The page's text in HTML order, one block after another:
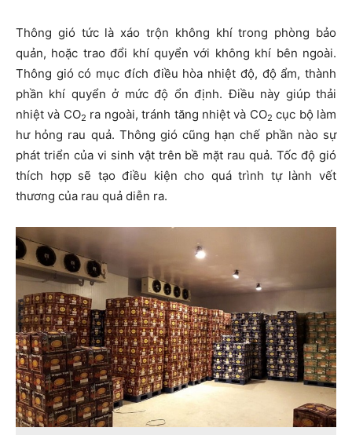
Thông gió tức là xáo trộn không khí trong phòng bảo
quản, hoặc trao đổi khí quyển với không khí bên ngoài.
Thông gió có mục đích điều hòa nhiệt độ, độ ẩm, thành
phần khí quyển ở mức độ ổn định. Điều này giúp thải
nhiệt và CO2 ra ngoài, tránh tăng nhiệt và CO2 cục bộ làm
hư hỏng rau quả. Thông gió cũng hạn chế phần nào sự
phát triển của vi sinh vật trên bề mặt rau quả. Tốc độ gió
thích hợp sẽ tạo điều kiện cho quá trình tự lành vết
thương của rau quả diễn ra.